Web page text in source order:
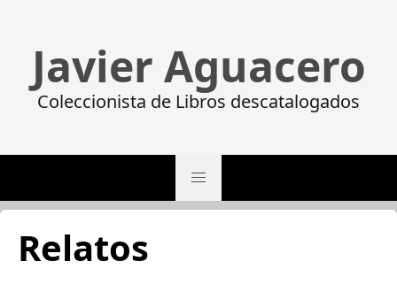
Javier Aguacero
Coleccionista de Libros descatalogados
Relatos